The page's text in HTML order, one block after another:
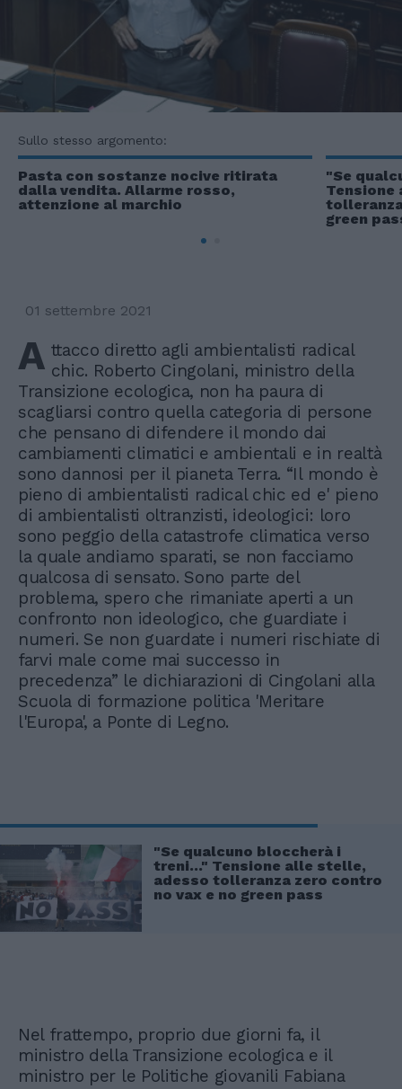
Sullo stesso argomento:
Pasta con sostanze nocive ritirata
dalla vendita. Allarme rosso,
attenzione al marchio
"Se
Tensione
green
01 settembre 2021
A ttacco diretto agli ambientalisti radical
chic. Roberto Cingolani, ministro della
Transizione ecologica, non ha paura di
scagliarsi contro quella categoria di persone
che pensano di difendere il mondo dai
cambiamenti climatici e ambientali e in realtà
sono dannosi per il pianeta Terra. “Il mondo è
pieno di ambientalisti radical chic ed e' pieno
di ambientalisti oltranzisti, ideologici: loro
sono peggio della catastrofe climatica verso
la quale andiamo sparati, se non facciamo
qualcosa di sensato. Sono parte del
problema, spero che rimaniate aperti a un
confronto non ideologico, che guardiate i
numeri. Se non guardate i numeri rischiate di
farvi male come mai successo in
precedenza” le dichiarazioni di Cingolani alla
Scuola di formazione politica 'Meritare
l'Europa', a Ponte di Legno.
"Se qualcuno bloccherà i
treni..." Tensione alle stelle,
adesso tolleranza zero contro
no vax e no green pass
Nel frattempo, proprio due giorni fa, il
ministro della Transizione ecologica e il
ministro per le Politiche giovanili Fabiana